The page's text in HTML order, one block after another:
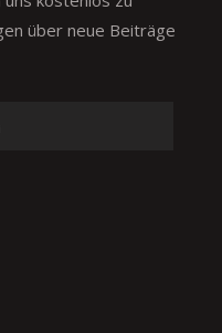
über neue Beiträge